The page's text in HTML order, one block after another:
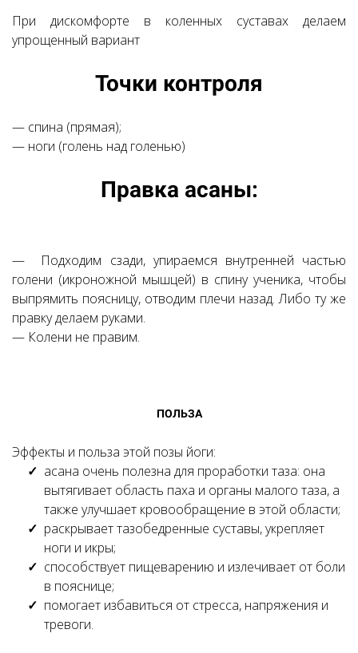
При дискомфорте в коленных суставах делаем
упрощенный вариант
Ссылка на это место страницы:#5
Точки контроля
— спина (прямая);
— ноги (голень над голенью)
Ссылка на это место страницы:#6
Правка асаны:
— Подходим сзади, упираемся внутренней частью
голени (икроножной мышцей) в спину ученика, чтобы
выпрямить поясницу, отводим плечи назад. Либо тy же
правку делаем руками.
— Колени нe правим.
Ссылка на это место страницы:#7
ПОЛЬЗА
Эффекты и польза этой позы йоги:
асана очень полезна для проработки таза: она
вытягивает область паха и органы малого таза, а
также улучшает кровообращение в этой области;
раскрывает тазобедренные суставы, укрепляет
ноги и икры;
способствует пищеварению и излечивает от боли
в пояснице;
помогает избавиться от стресса, напряжения и
тревоги.